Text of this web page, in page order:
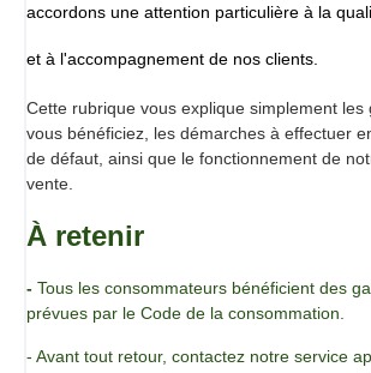
accordons une attention particulière à la
et à l'accompagnement de nos clients.
Cette rubrique vous explique simplement les
vous bénéficiez, les démarches à effectuer
de défaut, ainsi que le fonctionnement de
vente.
À retenir
- Tous les consommateurs bénéficient des
prévues par le Code de la consommation.
- Avant tout retour, contactez notre service